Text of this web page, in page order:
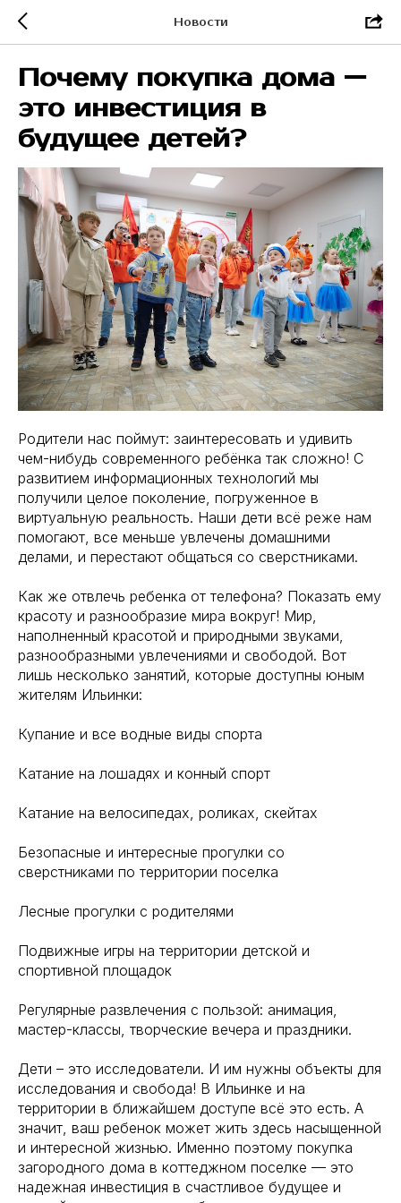
Новости
Почему покупка дома —
это инвестиция в
будущее детей?
Родители нас поймут: заинтересовать и удивить
чем-нибудь современного ребёнка так сложно! С
развитием информационных технологий мы
получили целое поколение, погруженное в
виртуальную реальность. Наши дети всё реже нам
помогают, все меньше увлечены домашними
делами, и перестают общаться со сверстниками.
Как же отвлечь ребенка от телефона? Показать ему
красоту и разнообразие мира вокруг! Мир,
наполненный красотой и природными звуками,
разнообразными увлечениями и свободой. Вот
лишь несколько занятий, которые доступны юным
жителям Ильинки:
Купание и все водные виды спорта
Катание на лошадях и конный спорт
Катание на велосипедах, роликах, скейтах
Безопасные и интересные прогулки со
сверстниками по территории поселка
Лесные прогулки с родителями
Подвижные игры на территории детской и
спортивной площадок
Регулярные развлечения с пользой: анимация,
мастер-классы, творческие вечера и праздники.
Дети – это исследователи. И им нужны объекты для
исследования и свобода! В Ильинке и на
территории в ближайшем доступе всё это есть. А
значит, ваш ребенок может жить здесь насыщенной
и интересной жизнью. Именно поэтому покупка
загородного дома в коттеджном поселке — это
надежная инвестиция в счастливое будущее и